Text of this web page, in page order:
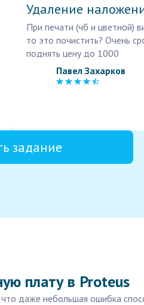
Удаление
При печати (чб и цветной)
то это почистить? Очень
поднять цену до 1000
Павел Захарков
задание
плату в Proteus
даже небольшая ошибка